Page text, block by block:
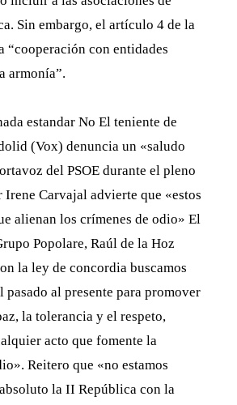
Sin embargo, el artículo 4 de la
“cooperación con entidades
armonía”.
estandar No El teniente de
(Vox) denuncia un «saludo
del PSOE durante el pleno
Irene Carvajal advierte que «estos
alienan los crímenes de odio» El
Popolare, Raúl de la Hoz
la ley de concordia buscamos
pasado al presente para promover
la tolerancia y el respeto,
acto que fomente la
Reitero que «no estamos
la II República con la